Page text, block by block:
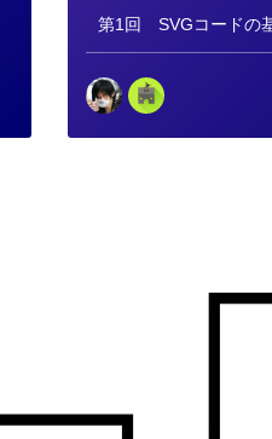
第1回 SVGコードの